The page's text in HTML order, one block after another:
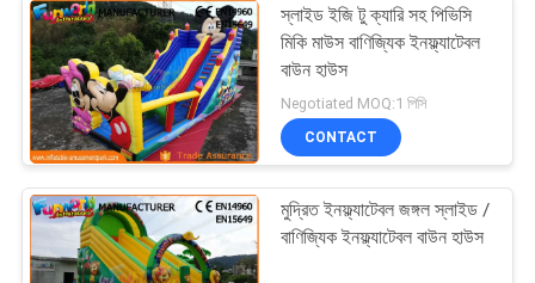
স্লাইড ইজি টু ক্যারি সহ পিভিসি
মিকি মাউস বাণিজ্যিক ইনফ্ল্যাটেবল
বাউন হাউস
Negotiated MOQ:1 পিসি
CONTACT
মুদ্রিত ইনফ্ল্যাটেবল জঙ্গল স্লাইড /
বাণিজ্যিক ইনফ্ল্যাটেবল বাউন হাউস